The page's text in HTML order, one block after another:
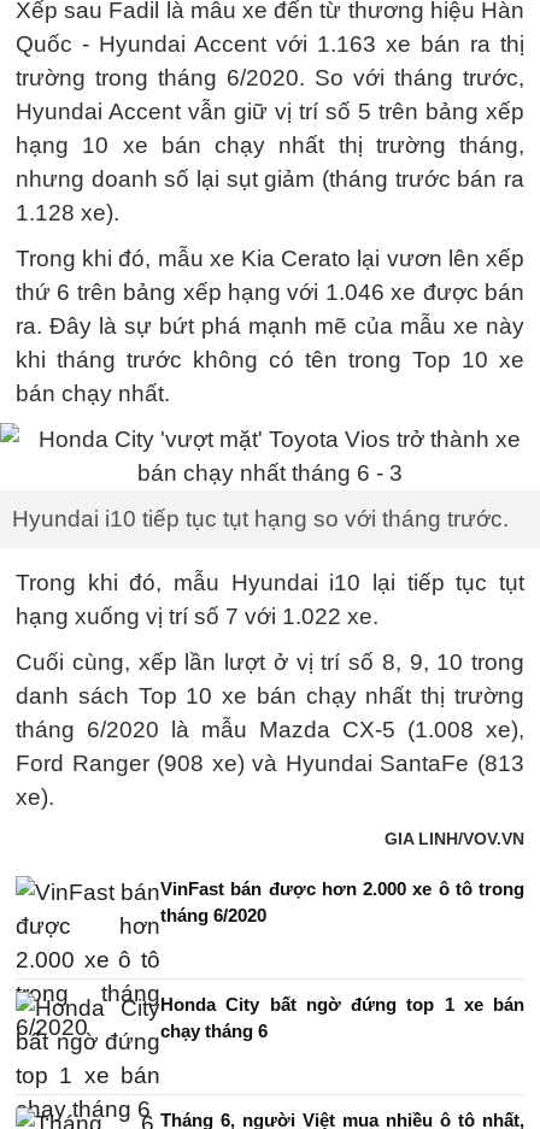
Xếp sau Fadil là mẫu xe đến từ thương hiệu Hàn
Quốc - Hyundai Accent với 1.163 xe bán ra thị
trường trong tháng 6/2020. So với tháng trước,
Hyundai Accent vẫn giữ vị trí số 5 trên bảng xếp
hạng 10 xe bán chạy nhất thị trường tháng,
nhưng doanh số lại sụt giảm (tháng trước bán ra
1.128 xe).
Trong khi đó, mẫu xe Kia Cerato lại vươn lên xếp
thứ 6 trên bảng xếp hạng với 1.046 xe được bán
ra. Đây là sự bứt phá mạnh mẽ của mẫu xe này
khi tháng trước không có tên trong Top 10 xe
bán chạy nhất.
Hyundai i10 tiếp tục tụt hạng so với tháng trước.
Trong khi đó, mẫu Hyundai i10 lại tiếp tục tụt
hạng xuống vị trí số 7 với 1.022 xe.
Cuối cùng, xếp lần lượt ở vị trí số 8, 9, 10 trong
danh sách Top 10 xe bán chạy nhất thị trường
tháng 6/2020 là mẫu Mazda CX-5 (1.008 xe),
Ford Ranger (908 xe) và Hyundai SantaFe (813
xe).
GIA LINH/VOV.VN
VinFast bán được hơn 2.000 xe ô tô trong
tháng 6/2020
Honda City bất ngờ đứng top 1 xe bán
chạy tháng 6
Tháng 6, người Việt mua nhiều ô tô nhất,